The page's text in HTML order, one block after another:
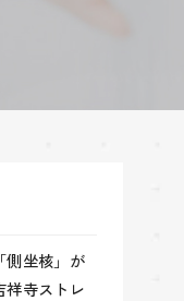
側坐核」が
祥寺ストレ